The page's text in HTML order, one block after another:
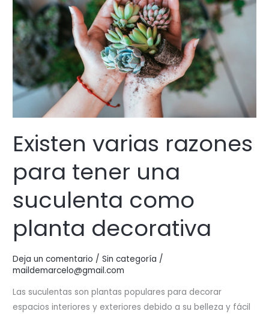
dientes
regularmente
es
importante?
Existen varias razones
para tener una
suculenta como
planta decorativa
Deja un comentario /Sin categoría /
maildemarcelo@gmail.com
Las suculentas son plantas populares para decorar
espacios interiores y exteriores debido a su belleza y fácil